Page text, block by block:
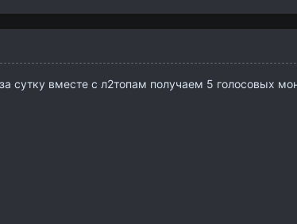
сутку вместе с л2топам получаем 5 голосовых